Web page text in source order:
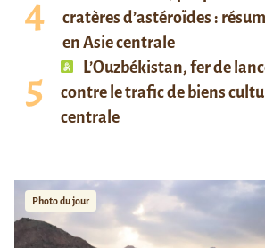
cratères d’astéroïdes :
en Asie centrale
L’Ouzbékistan, fer de
contre le trafic de biens
centrale
Photo du jour